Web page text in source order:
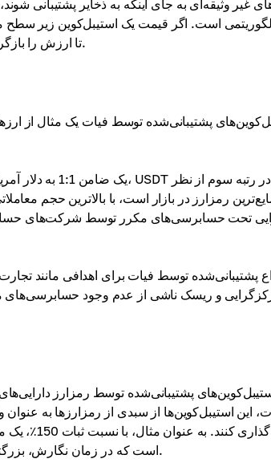
غیر وثیقه‌ای به جای اینکه به ذخایر پشتیبانی
الگوریتمی است. اگر قیمت یک استیبل‌کوین زیر سطح
تا ارزش را بازگردانند. اگر قیمت افزایش یابد، عرضه افزایش می‌یابد که به تثبیت ارزش کمک می‌کند.
پشتیبانی‌شده توسط فیات یک مثال از
تحت حسابرسی‌های مکرر توسط شرکت‌های
پشتیبانی‌شده توسط فیات برای اهدافی مانند
و ریسک ناشی از عدم وجود
پشتیبانی‌شده توسط رمزارز
این استیبل‌کوین‌ها از سبدی از رمزارزها به عنوان
است که در زمان نگارش، بزرگترین ارز پشتیبانی‌شده توسط رمزارز از نظر سرمایه بازار است.